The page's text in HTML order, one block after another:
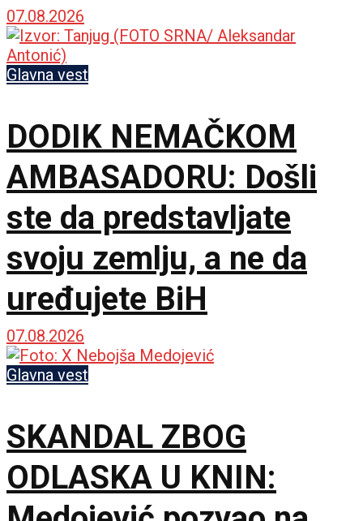
Ustavnog suda ističe
sutra
07.08.2026
Glavna vest
DODIK NEMAČKOM
AMBASADORU: Došli
ste da predstavljate
svoju zemlju, a ne da
uređujete BiH
07.08.2026
Glavna vest
SKANDAL ZBOG
ODLASKA U KNIN: